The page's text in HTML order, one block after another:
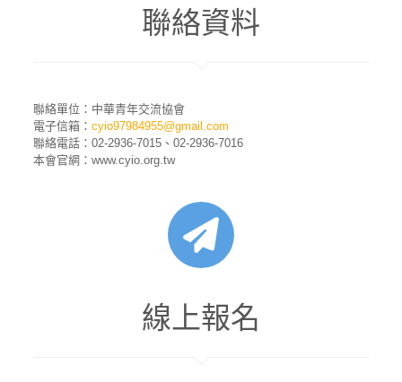
聯絡資料
聯絡單位：中華青年交流協會
電子信箱： cyio97984955@gmail.com
聯絡電話：02-2936-7015、02-2936-7016
本會官網：www.cyio.org.tw
線上報名